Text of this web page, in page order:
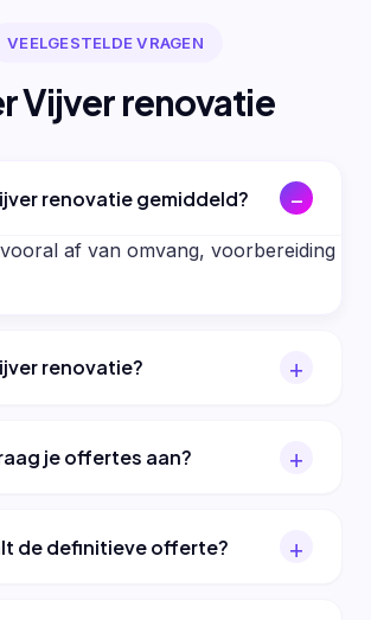
VEELGESTELDE VRAGEN
Vijver renovatie
renovatie gemiddeld?
af van omvang, voorbereiding
renovatie?
je offertes aan?
de definitieve offerte?